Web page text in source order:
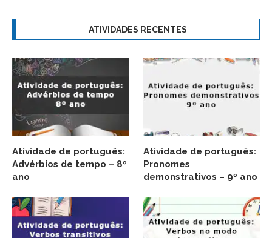
ATIVIDADES RECENTES
Atividade de português:
Advérbios de tempo – 8º
ano
Atividade de português:
Pronomes
demonstrativos – 9º ano